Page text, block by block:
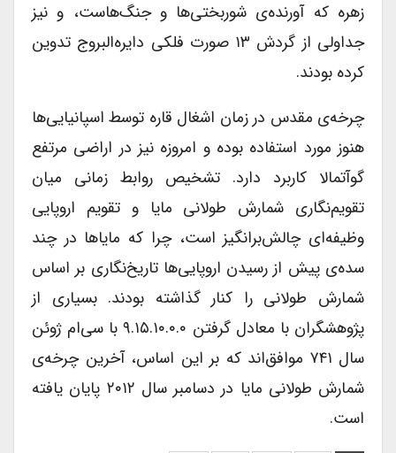
زهره که آورنده‌ی شوربختی‌ها و جنگ‌هاست، و نیز
جداولی از گردش ۱۳ صورت فلکی دایره‌البروج تدوین
کرده بودند.
چرخه‌ی مقدس در زمان اشغال قاره توسط اسپانیایی‌ها
هنوز مورد استفاده بوده و امروزه نیز در اراضی مرتفع
گوآتمالا کاربرد دارد. تشخیص روابط زمانی میان
تقویم‌نگاری شمارش طولانی مایا و تقویم اروپایی
وظیفه‌ای چالش‌برانگیز است، چرا که مایاها در چند
سده‌ی پیش از رسیدن اروپایی‌ها تاریخ‌نگاری بر اساس
شمارش طولانی را کنار گذاشته بودند. بسیاری از
پژوهشگران با معادل گرفتن ۹.۱۵.۱۰.۰.۰ با سی‌ام ژوئن
سال ۷۴۱ موافق‌اند که بر این اساس، آخرین چرخه‌ی
شمارش طولانی مایا در دسامبر سال ۲۰۱۲ پایان یافته
است.